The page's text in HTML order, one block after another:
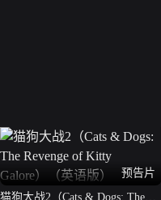
预告片
猫狗大战2（Cats & Dogs: The